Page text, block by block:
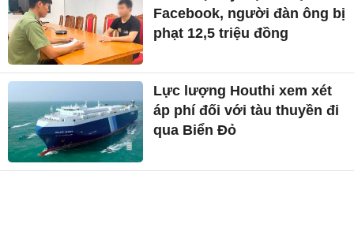
Facebook, người đàn ông bị
phạt 12,5 triệu đồng
Lực lượng Houthi xem xét
áp phí đối với tàu thuyền đi
qua Biển Đỏ